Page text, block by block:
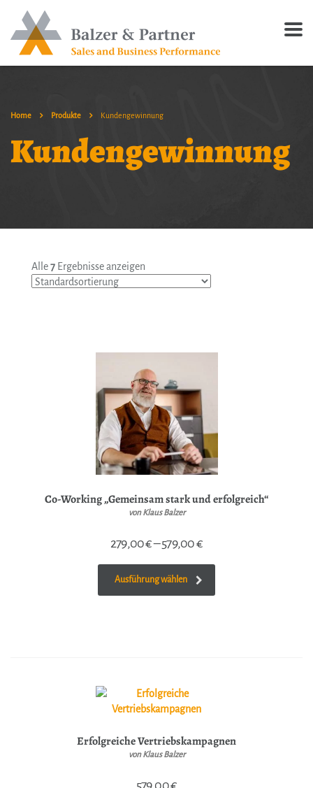
Home Produkte Kundengewinnung
Kundengewinnung
Alle7 Ergebnisse anzeigen
Co-Working „Gemeinsam stark und erfolgreich“
von Klaus Balzer
279,00€–579,00€
Ausführung wählen
Erfolgreiche Vertriebskampagnen
von Klaus Balzer
579,00€